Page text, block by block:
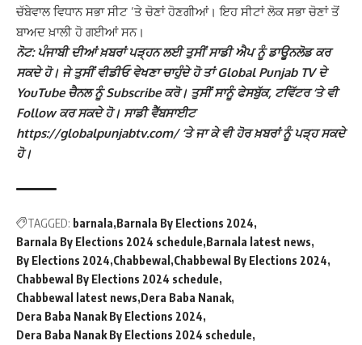
ਚੱਬੇਵਾਲ ਵਿਧਾਨ ਸਭਾ ਸੀਟ ’ਤੇ ਚੋਣਾਂ ਹੋਣਗੀਆਂ। ਇਹ ਸੀਟਾਂ ਲੋਕ ਸਭਾ ਚੋਣਾਂ ਤੋਂ
ਬਾਅਦ ਖ਼ਾਲੀ ਹੋ ਗਈਆਂ ਸਨ।
ਨੋਟ: ਪੰਜਾਬੀ ਦੀਆਂ ਖ਼ਬਰਾਂ ਪੜ੍ਹਨ ਲਈ ਤੁਸੀਂ ਸਾਡੀ ਐਪ ਨੂੰ ਡਾਊਨਲੋਡ ਕਰ
ਸਕਦੇ ਹੋ। ਜੇ ਤੁਸੀਂ ਵੀਡੀਓ ਵੇਖਣਾ ਚਾਹੁੰਦੇ ਹੋ ਤਾਂ Global Punjab TV ਦੇ
YouTube ਚੈਨਲ ਨੂੰ Subscribe ਕਰੋ। ਤੁਸੀਂ ਸਾਨੂੰ ਫੇਸਬੁੱਕ, ਟਵਿੱਟਰ ‘ਤੇ ਵੀ
Follow ਕਰ ਸਕਦੇ ਹੋ। ਸਾਡੀ ਵੈੱਬਸਾਈਟ
https://globalpunjabtv.com/ ‘ਤੇ ਜਾ ਕੇ ਵੀ ਹੋਰ ਖ਼ਬਰਾਂ ਨੂੰ ਪੜ੍ਹ ਸਕਦੇ
ਹੋ।
TAGGED: barnala Barnala By Elections 2024
Barnala By Elections 2024 schedule Barnala latest news
By Elections 2024 Chabbewal Chabbewal By Elections 2024
Chabbewal By Elections 2024 schedule
Chabbewal latest news Dera Baba Nanak
Dera Baba Nanak By Elections 2024
Dera Baba Nanak By Elections 2024 schedule